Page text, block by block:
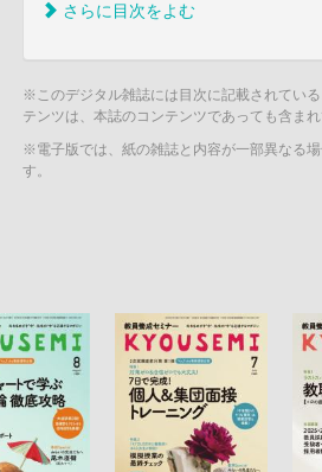
さらに目次をよむ
※このデジタル雑誌には目次に記載されてい
テンツは、本誌のコンテンツであっても含ま
※電子版では、紙の雑誌と内容が一部異なる
す。